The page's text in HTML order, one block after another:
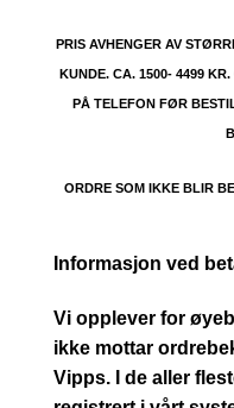
PRIS AVHENGER AV
KUNDE. CA. 1500- 4499
PÅ TELEFON FØR
ORDRE SOM IKKE BLIR
Informasjon ved
Vi opplever for
ikke mottar
Vipps. I de aller